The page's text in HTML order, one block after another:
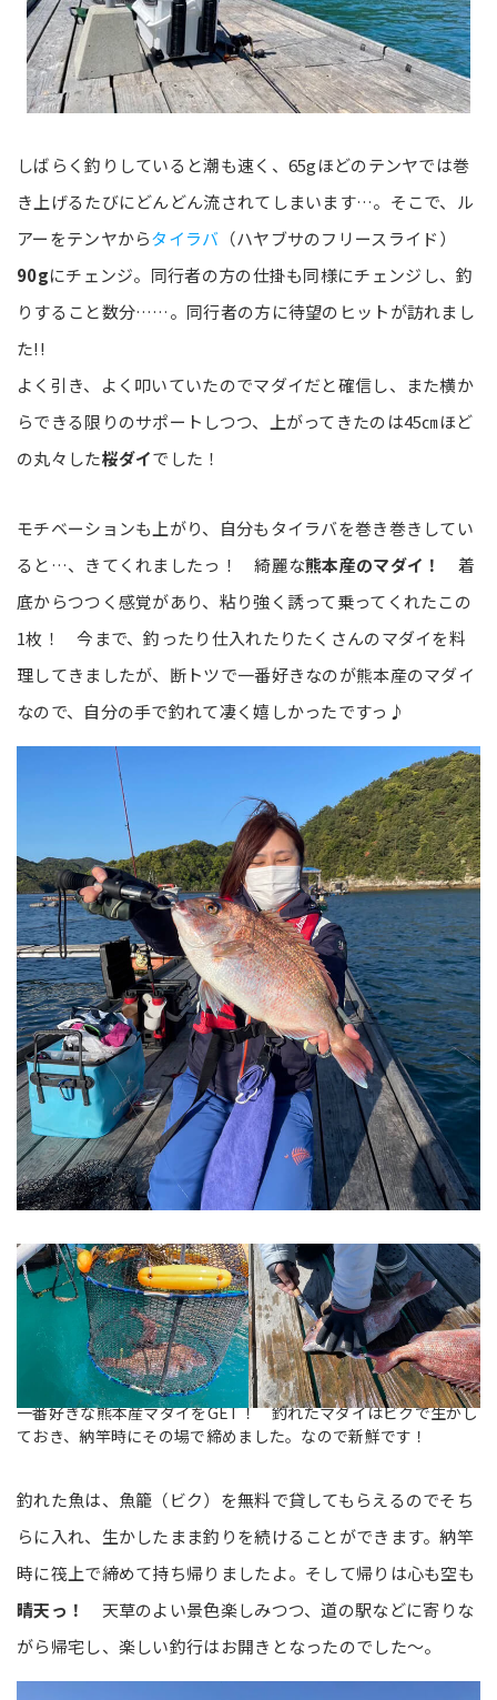
しばらく釣りしていると潮も速く、65gほどのテンヤでは巻
き上げるたびにどんどん流されてしまいます…。そこで、ル
アーをテンヤからタイラバ （ハヤブサのフリースライド）
90gにチェンジ。同行者の方の仕掛も同様にチェンジし、釣
りすること数分……。同行者の方に待望のヒットが訪れまし
た!!
よく引き、よく叩いていたのでマダイだと確信し、また横か
らできる限りのサポートしつつ、上がってきたのは45㎝ほど
の丸々した桜ダイでした！
モチベーションも上がり、自分もタイラバを巻き巻きしてい
ると…、きてくれましたっ！ 綺麗な熊本産のマダイ！
着
底からつつく感覚があり、粘り強く誘って乗ってくれたこの
1枚！ 今まで、釣ったり仕入れたりたくさんのマダイを料
理してきましたが、断トツで一番好きなのが熊本産のマダイ
なので、自分の手で釣れて凄く嬉しかったですっ♪
一番好きな熊本産マダイをGET！ 釣れたマダイはビクで生かし
ておき、納竿時にその場で締めました。なので新鮮です！
釣れた魚は、魚籠（ビク）を無料で貸してもらえるのでそち
らに入れ、生かしたまま釣りを続けることができます。納竿
時に筏上で締めて持ち帰りましたよ。そして帰りは心も空も
晴天っ！
天草のよい景色楽しみつつ、道の駅などに寄りな
がら帰宅し、楽しい釣行はお開きとなったのでした～。